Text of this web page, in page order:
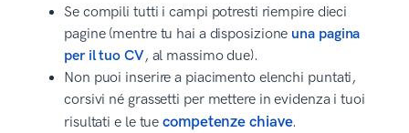
Se compili tutti i campi potresti riempire dieci
pagine (mentre tu hai a disposizione una pagina
per il tuo CV, al massimo due).
Non puoi inserire a piacimento elenchi puntati,
corsivi né grassetti per mettere in evidenza i tuoi
risultati e le tuecompetenze chiave.